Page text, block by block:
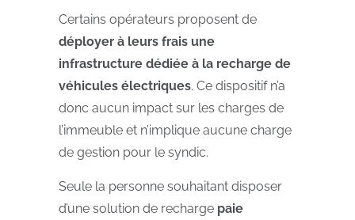
Certains opérateurs proposent de
déployer à leurs frais une
infrastructure dédiée à la recharge de
véhicules électriques. Ce dispositif n’a
donc aucun impact sur les charges de
l’immeuble et n’implique aucune charge
de gestion pour le syndic.
Seule la personne souhaitant disposer
d’une solution de recharge paie